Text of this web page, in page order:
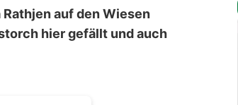
auf den Wiesen
hier gefällt und auch